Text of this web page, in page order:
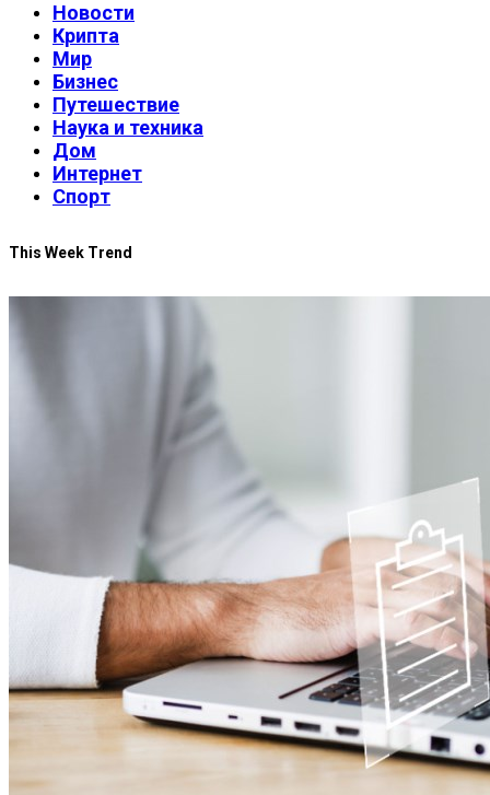
Новости
Крипта
Мир
Бизнес
Путешествие
Наука и техника
Дом
Интернет
Спорт
This Week Trend